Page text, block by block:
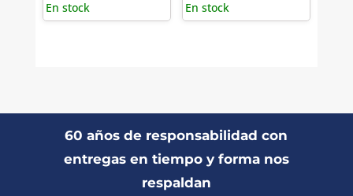
En stock En stock
60 años de responsabilidad con
entregas en tiempo y forma nos
respaldan